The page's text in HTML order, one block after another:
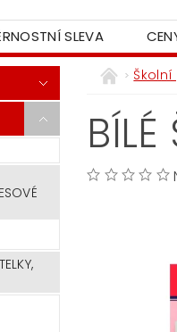
SLEVA